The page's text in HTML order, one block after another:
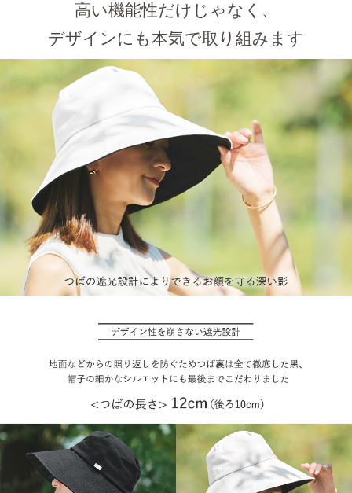
高い機能性だけじゃなく、
デザインにも本気で取り組みます